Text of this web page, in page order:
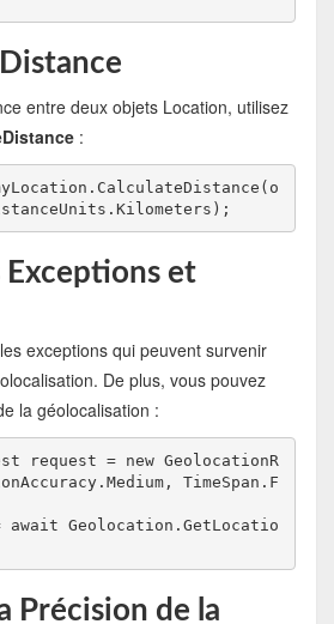
entre deux objets Location, utilisez
:
Exceptions et
exceptions qui peuvent survenir
De plus, vous pouvez
la géolocalisation :
request = new GeolocationR
TimeSpan.F
await Geolocation.GetLocatio
Précision de la